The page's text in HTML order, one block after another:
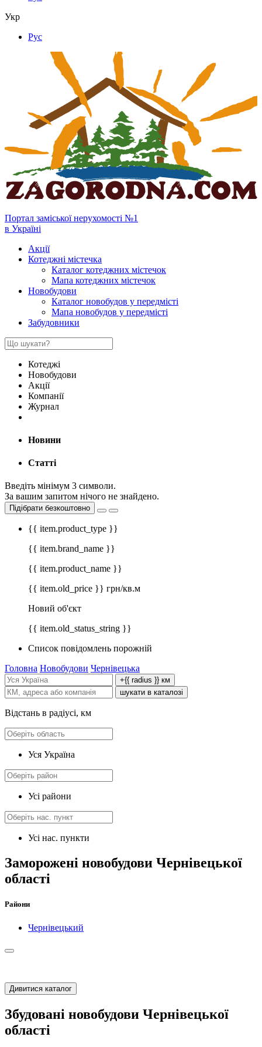
Укр
Рус
Портал заміської нерухомості №1
в Україні
Акції
Котеджні містечка
Каталог котеджних містечок
Мапа котеджних містечок
Новобудови
Каталог новобудов у передмісті
Мапа новобудов у передмісті
Забудовники
Котеджі
Новобудови
Акції
Компанії
Журнал
Новини
Статті
Введіть мінімум 3 символи.
За вашим запитом нічого не знайдено.
Підібрати безкоштовно
{{ item.product_type }}
{{ item.brand_name }}
{{ item.product_name }}
{{ item.old_price }} грн/кв.м
Новий об'єкт
{{ item.old_status_string }}
Список повідомлень порожній
Головна Новобудови Чернівецька
+{{ radius }} км
шукати в каталозі
Відстань в радіусі, км
Уся Україна
Усі райони
Усі нас. пункти
Заморожені новобудови Чернівецької
області
Райони
Чернівецький
Дивитися каталог
Збудовані новобудови Чернівецької
області